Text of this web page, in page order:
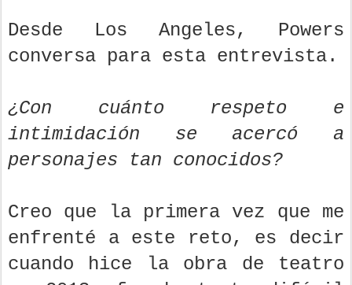
Desde Los Angeles, Powers
conversa para esta entrevista.
¿Con cuánto respeto e
intimidación se acercó a
personajes tan conocidos?
Creo que la primera vez que me
enfrenté a este reto, es decir
cuando hice la obra de teatro